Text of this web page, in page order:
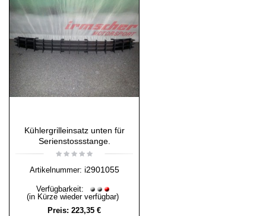
Kühlergrilleinsatz unten für
Serienstossstange.
Artikelnummer: i2901055
Verfügbarkeit:
(in Kürze wieder verfügbar)
Preis: 223,35 €